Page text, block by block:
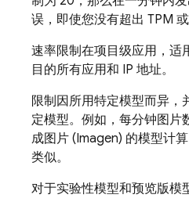
误，即使您没有超出 TPM
速率限制在项目级应用，适
目的所有应用和 IP 地址。
限制因所用特定模型而异，
定模型。例如，每分钟图片
成图片 (Imagen) 的模型计
类似。
对于实验性模型和预览版模